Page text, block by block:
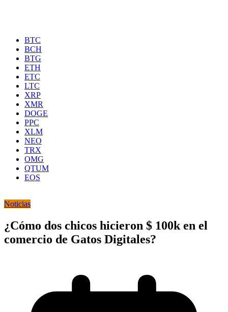
BTC
BCH
BTG
ETH
ETC
LTC
XRP
XMR
DOGE
PPC
XLM
NEO
TRX
OMG
QTUM
EOS
Noticias
¿Cómo dos chicos hicieron $ 100k en el
comercio de Gatos Digitales?